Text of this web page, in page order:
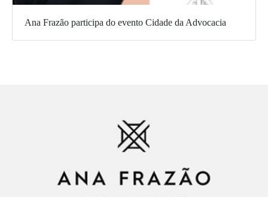
Ana Frazão participa do evento Cidade da Advocacia